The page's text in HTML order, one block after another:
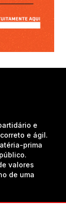
e
e ágil.
prima
valores
de uma